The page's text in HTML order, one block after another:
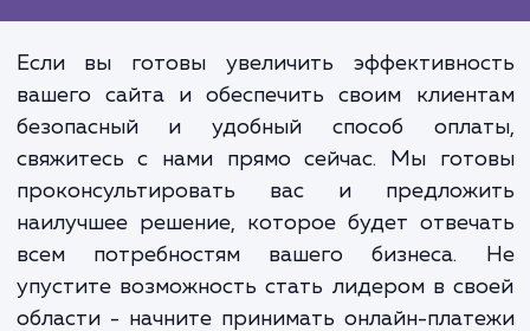
сайте - это не просто
функция. Это важная часть
положительного опыта для
клиентов, который
доверие, улучшает
способствует росту вашего бизнеса.